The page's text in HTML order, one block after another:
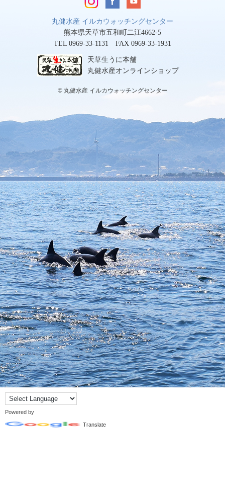
丸健水産 イルカウォッチングセンター
熊本県天草市五和町二江4662-5
TEL 0969-33-1131 FAX 0969-33-1931
天草生うに本舗
丸健水産オンラインショップ
© 丸健水産 イルカウォッチングセンター
Powered by
Translate